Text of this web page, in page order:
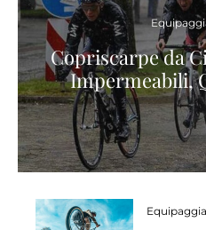
Copriscarpe da
Impermeabili,